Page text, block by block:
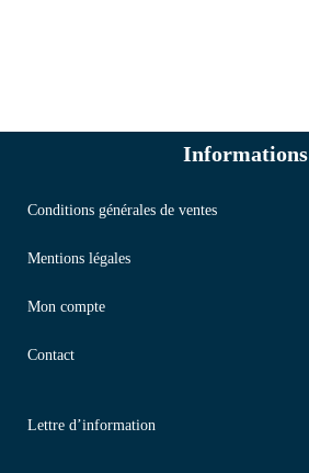
Informations
Conditions générales de ventes
Mentions légales
Mon compte
Contact
Lettre d’information